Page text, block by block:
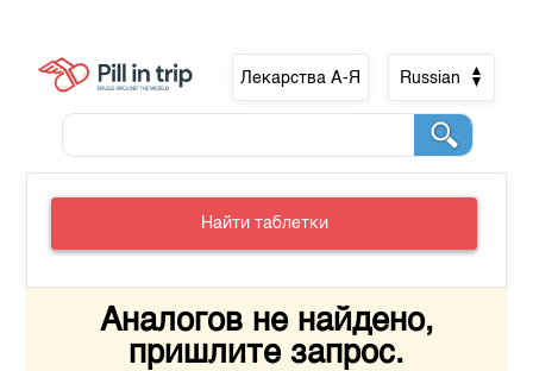
Лекарства А-Я Russian
Найти таблетки
Аналогов не найдено,
пришлите запрос.